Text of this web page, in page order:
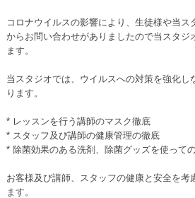
コロナウイルスの影響により、生徒様や当ス
からお問い合わせがありましたので当スタジ
ます。
当スタジオでは、 ウイルスへの対策を強化し
ります。
* レッスンを行う講師のマスク徹底
* スタッフ及び講師の健康管理の徹底
* 除菌効果のある洗剤、除菌グッズを使って
お客様及び講師、
スタッフの健康と安全を考
ます。